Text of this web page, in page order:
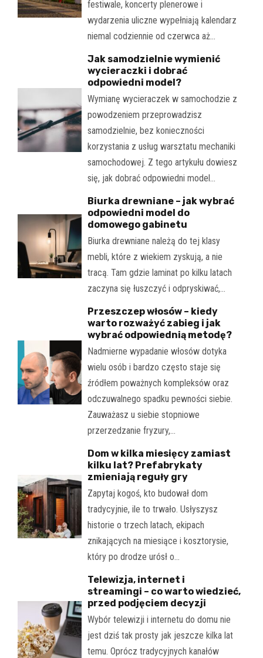
festiwale, koncerty plenerowe i
wydarzenia uliczne wypełniają kalendarz
niemal codziennie od czerwca aż…
Jak samodzielnie wymienić
wycieraczki i dobrać
odpowiedni model?
Wymianę wycieraczek w samochodzie z
powodzeniem przeprowadzisz
samodzielnie, bez konieczności
korzystania z usług warsztatu mechaniki
samochodowej. Z tego artykułu dowiesz
się, jak dobrać odpowiedni model…
Biurka drewniane – jak wybrać
odpowiedni model do
domowego gabinetu
Biurka drewniane należą do tej klasy
mebli, które z wiekiem zyskują, a nie
tracą. Tam gdzie laminat po kilku latach
zaczyna się łuszczyć i odpryskiwać,…
Przeszczep włosów – kiedy
warto rozważyć zabieg i jak
wybrać odpowiednią metodę?
Nadmierne wypadanie włosów dotyka
wielu osób i bardzo często staje się
źródłem poważnych kompleksów oraz
odczuwalnego spadku pewności siebie.
Zauważasz u siebie stopniowe
przerzedzanie fryzury,…
Dom w kilka miesięcy zamiast
kilku lat? Prefabrykaty
zmieniają reguły gry
Zapytaj kogoś, kto budował dom
tradycyjnie, ile to trwało. Usłyszysz
historie o trzech latach, ekipach
znikających na miesiące i kosztorysie,
który po drodze urósł o…
Telewizja, internet i
streamingi – co warto wiedzieć,
przed podjęciem decyzji
Wybór telewizji i internetu do domu nie
jest dziś tak prosty jak jeszcze kilka lat
temu. Oprócz tradycyjnych kanałów